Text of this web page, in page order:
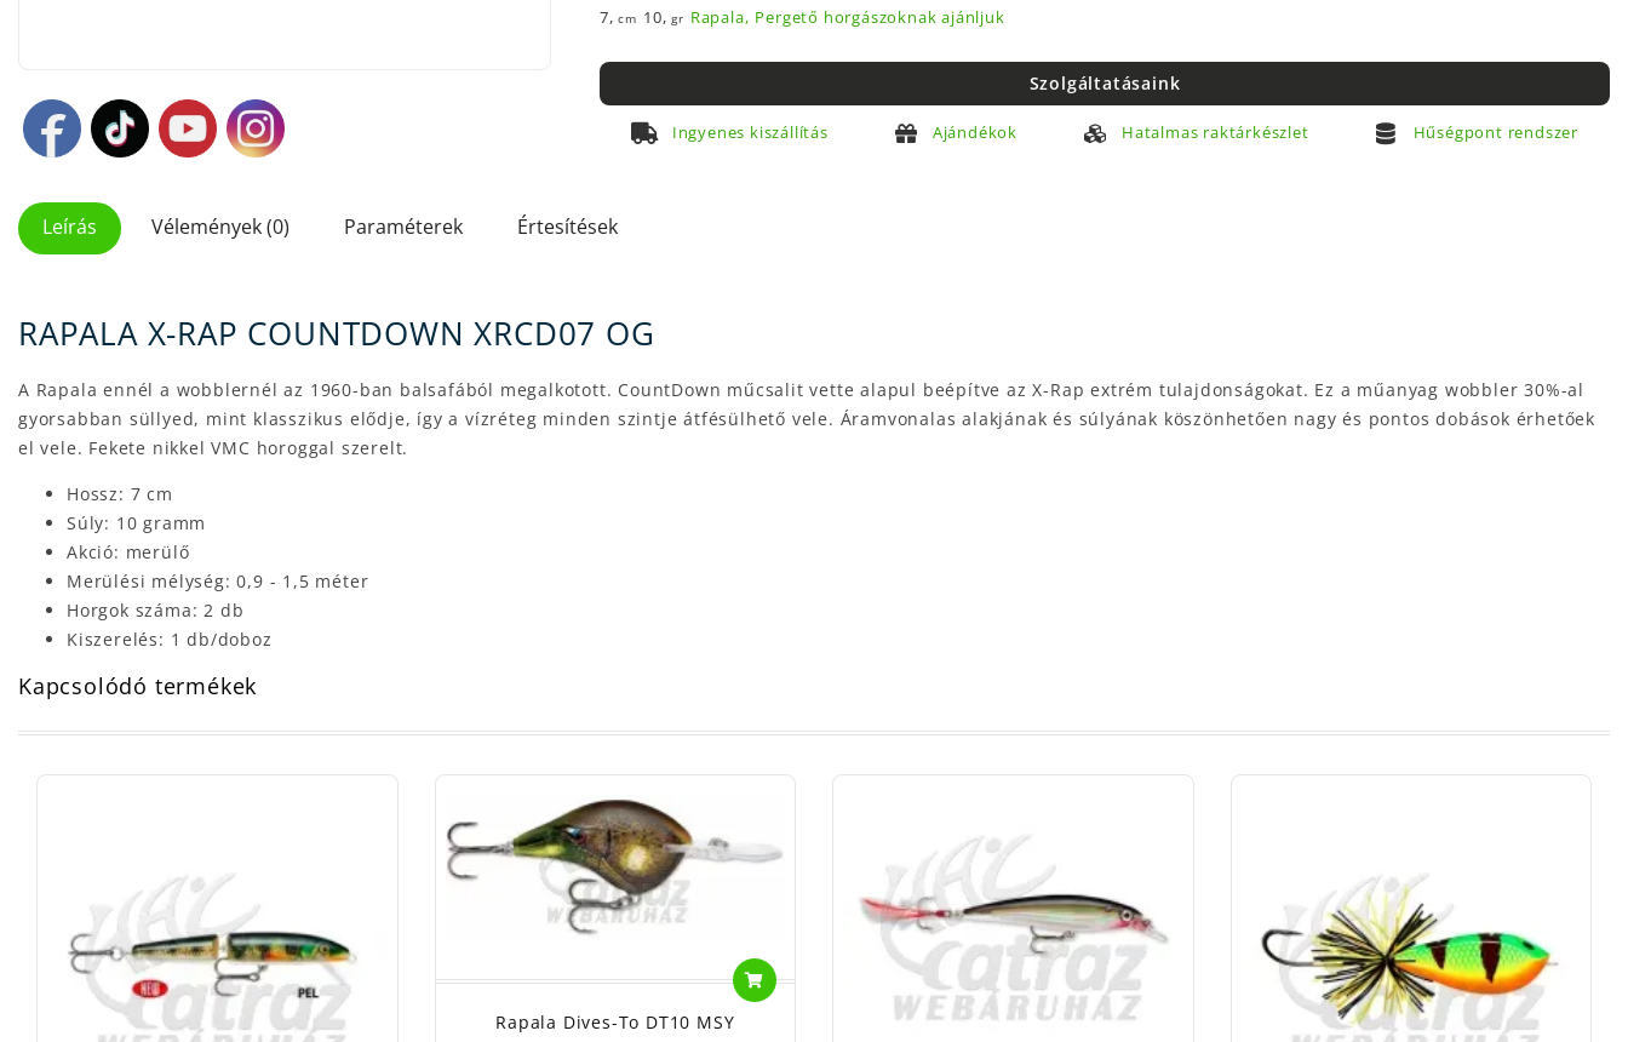
7,cm 10,gr Rapala, Pergető horgászoknak ajánljuk
Szolgáltatásaink
Ingyenes kiszállítás Ajándékok Hatalmas raktárkészlet Hűségpont rendszer
Leírás Vélemények (0) Paraméterek Értesítések
RAPALA X-RAP COUNTDOWN XRCD07 OG
A Rapala ennél a wobblernél az 1960-ban balsafából megalkotott. CountDown műcsalit vette alapul beépítve az X-Rap extrém tulajdonságokat. Ez a műanyag wobbler 30%-al
gyorsabban süllyed, mint klasszikus elődje, így a vízréteg minden szintje átfésülhető vele. Áramvonalas alakjának és súlyának köszönhetően nagy és pontos dobások érhetőek
el vele. Fekete nikkel VMC horoggal szerelt.
Hossz: 7 cm
Súly: 10 gramm
Akció: merülő
Merülési mélység: 0,9 - 1,5 méter
Horgok száma: 2 db
Kiszerelés: 1 db/doboz
Kapcsolódó termékek
Rapala Dives-To DT10 MSY